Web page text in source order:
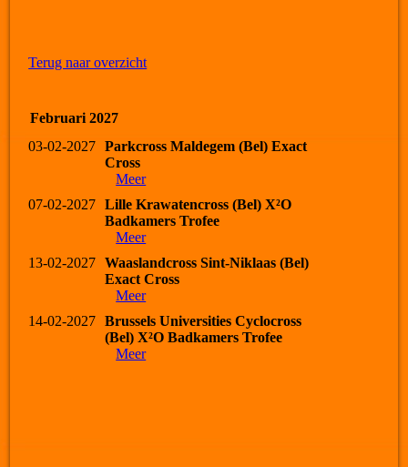
Terug naar overzicht
Februari 2027
03-02-2027
Parkcross Maldegem (Bel) Exact
Cross
Meer
07-02-2027
Lille Krawatencross (Bel) X²O
Badkamers Trofee
Meer
13-02-2027
Waaslandcross Sint-Niklaas (Bel)
Exact Cross
Meer
14-02-2027
Brussels Universities Cyclocross
(Bel) X²O Badkamers Trofee
Meer